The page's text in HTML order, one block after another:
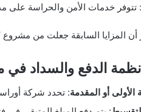
خدمات الأمن والحراسة على مدار 24 ساعة في
أن المزايا السابقة جعلت من
الدفع والسداد
الأولى أو المقدمة: تحدد شركة أوراسكوم